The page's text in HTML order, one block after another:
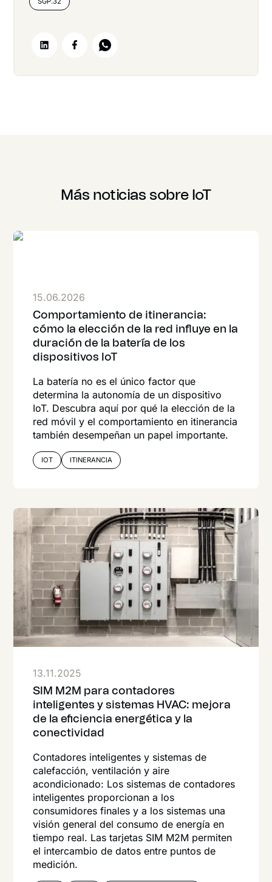
Más noticias sobre IoT
15.06.2026
Comportamiento de itinerancia:
cómo la elección de la red influye en la
duración de la batería de los
dispositivos IoT
La batería no es el único factor que
determina la autonomía de un dispositivo
IoT. Descubra aquí por qué la elección de la
red móvil y el comportamiento en itinerancia
también desempeñan un papel importante.
IOT ITINERANCIA
13.11.2025
SIM M2M para contadores
inteligentes y sistemas HVAC: mejora
de la eficiencia energética y la
conectividad
Contadores inteligentes y sistemas de
calefacción, ventilación y aire
acondicionado: Los sistemas de contadores
inteligentes proporcionan a los
consumidores finales y a los sistemas una
visión general del consumo de energía en
tiempo real. Las tarjetas SIM M2M permiten
el intercambio de datos entre puntos de
medición.